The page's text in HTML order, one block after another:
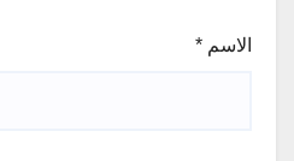
الاسم *